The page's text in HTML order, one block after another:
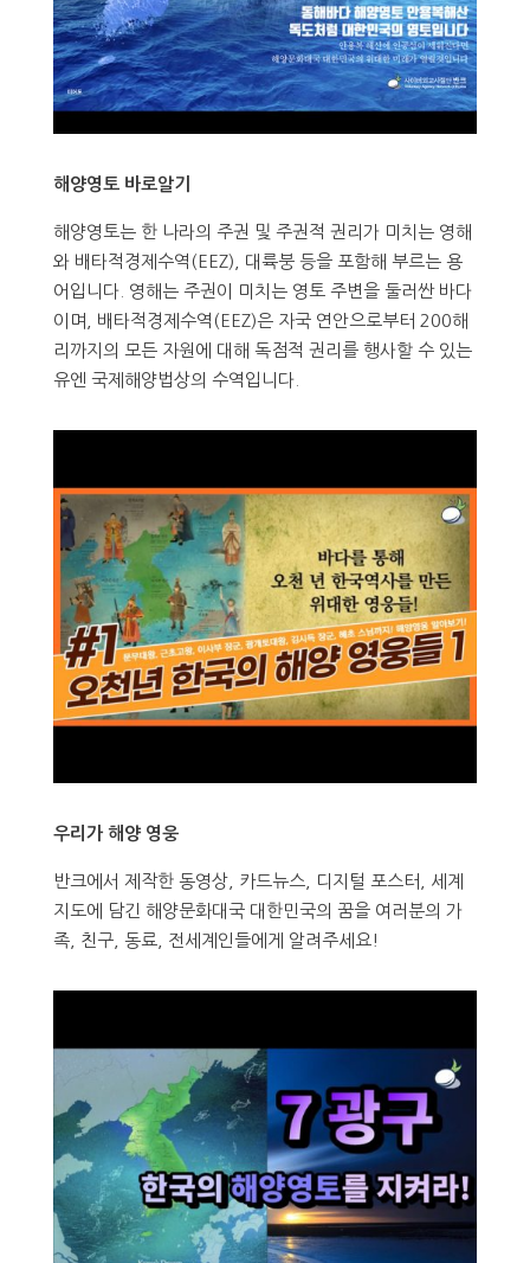
해양영토 바로알기
해양영토는 한 나라의 주권 및 주권적 권리가 미치는 영해
와 배타적경제수역(EEZ), 대륙붕 등을 포함해 부르는 용
어입니다. 영해는 주권이 미치는 영토 주변을 둘러싼 바다
이며, 배타적경제수역(EEZ)은 자국 연안으로부터 200해
리까지의 모든 자원에 대해 독점적 권리를 행사할 수 있는
유엔 국제해양법상의 수역입니다.
우리가 해양 영웅
반크에서 제작한 동영상, 카드뉴스, 디지털 포스터, 세계
지도에 담긴 해양문화대국 대한민국의 꿈을 여러분의 가
족, 친구, 동료, 전세계인들에게 알려주세요!